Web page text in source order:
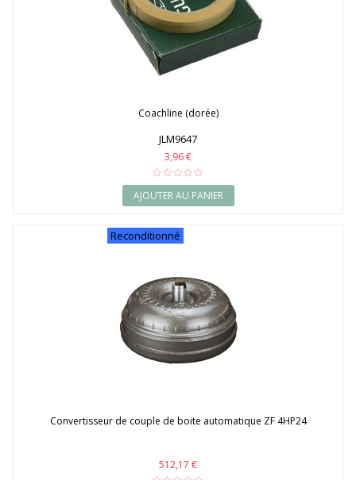
Coachline (dorée)
JLM9647
3,96 €
AJOUTER AU PANIER
Reconditionné
Convertisseur de couple de boite automatique ZF 4HP24
512,17 €